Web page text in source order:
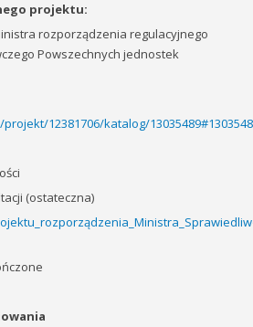
projektu:
rozporządzenia regulacyjnego
Powszechnych jednostek
12381706/katalog/
(ostateczna)